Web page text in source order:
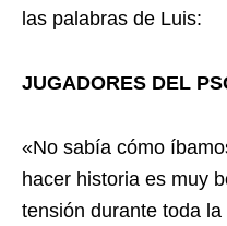
las palabras de Luis:
JUGADORES DEL
«No sabía cómo
hacer historia es muy
tensión durante toda